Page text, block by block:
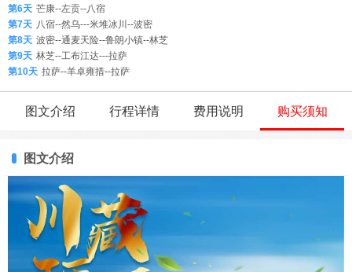
第6天 芒康--左贡--八宿
第7天 八宿--然乌---米堆冰川--波密
第8天 波密--通麦天险--鲁朗小镇--林芝
第9天 林芝--工布江达---拉萨
第10天 拉萨--羊卓雍措--拉萨
图文介绍 行程详情 费用说明 购买须知
图文介绍